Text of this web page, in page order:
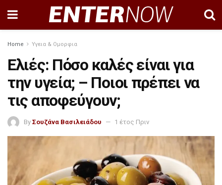
Home Υγεια & Ομορφια
Ελιές: Πόσο καλές είναι για
την υγεία; – Ποιοι πρέπει να
τις αποφεύγουν;
By Σουζάνα Βασιλειάδου 1 έτος Πριν